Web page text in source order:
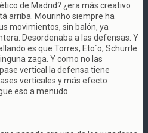
de Madrid? ¿era más creativo
arriba. Mourinho siempre ha
movimientos, sin balón, ya
Desordenaba a las defensas. Y
es que Torres, Eto´o, Schurrle
zaga. Y como no las
vertical la defensa tiene
verticales y más efecto
eso a menudo.